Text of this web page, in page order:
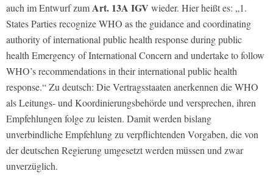
auch im Entwurf zumArt. 13A IGV wieder. Hier heißt es: „1.
States Parties recognize WHO as the guidance and coordinating
authority of international public health response during public
health Emergency of International Concern and undertake to follow
WHO’s recommendations in their international public health
response.“ Zu deutsch: Die Vertragsstaaten anerkennen die WHO
als Leitungs- und Koordinierungsbehörde und versprechen, ihren
Empfehlungen folge zu leisten. Damit werden bislang
unverbindliche Empfehlung zu verpflichtenden Vorgaben, die von
der deutschen Regierung umgesetzt werden müssen und zwar
unverzüglich.